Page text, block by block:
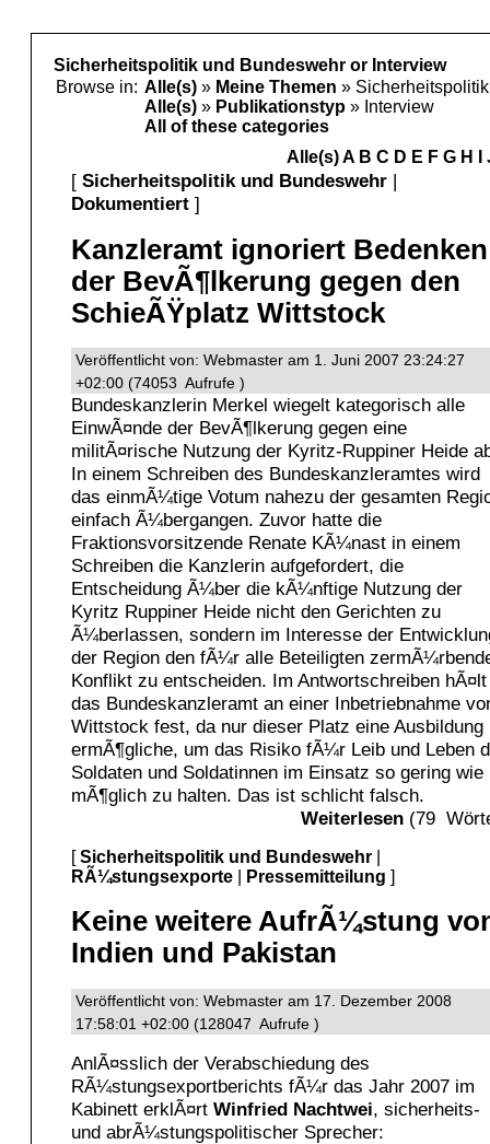
Sicherheitspolitik und Bundeswehr or Interview
Browse in: Alle(s) » Meine Themen »
Alle(s) » Publikationstyp » Interview
All of these categories
Alle(s)A B C D E F G H
[ Sicherheitspolitik und Bundeswehr |
Dokumentiert ]
Kanzleramt ignoriert Bedenken
der BevÃ¶lkerung gegen den
SchieÃŸplatz Wittstock
Veröffentlicht von: Webmaster am 1. Juni 2007 23:24:27
+02:00 (74053 Aufrufe )
Bundeskanzlerin Merkel wiegelt kategorisch alle
EinwÃ¤nde der BevÃ¶lkerung gegen eine
militÃ¤rische Nutzung der Kyritz-Ruppiner Heide
In einem Schreiben des Bundeskanzleramtes wird
das einmÃ¼tige Votum nahezu der gesamten
einfach Ã¼bergangen. Zuvor hatte die
Fraktionsvorsitzende Renate KÃ¼nast in einem
Schreiben die Kanzlerin aufgefordert, die
Entscheidung Ã¼ber die kÃ¼nftige Nutzung der
Kyritz Ruppiner Heide nicht den Gerichten zu
Ã¼berlassen, sondern im Interesse der
der Region den fÃ¼r alle Beteiligten
Konflikt zu entscheiden. Im Antwortschreiben hÃ¤lt
das Bundeskanzleramt an einer Inbetriebnahme
Wittstock fest, da nur dieser Platz eine Ausbildung
ermÃ¶gliche, um das Risiko fÃ¼r Leib und Leben
Soldaten und Soldatinnen im Einsatz so gering wie
mÃ¶glich zu halten. Das ist schlicht falsch.
Weiterlesen (79
[Sicherheitspolitik und Bundeswehr
RÃ¼stungsexporte
Pressemitteilung ]
Keine weitere AufrÃ¼stung
Indien und Pakistan
Veröffentlicht von: Webmaster am 17. Dezember 2008
17:58:01 +02:00 (128047 Aufrufe )
AnlÃ¤sslich der Verabschiedung des
RÃ¼stungsexportberichts fÃ¼r das Jahr 2007 im
Kabinett erklÃ¤rt Winfried Nachtwei, sicherheits-
und abrÃ¼stungspolitischer Sprecher: